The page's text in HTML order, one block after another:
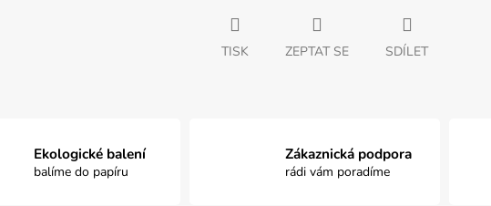
TISK ZEPTAT SE SDÍLET
Ekologické balení
balíme do papíru
Zákaznická podpora
rádi vám poradíme